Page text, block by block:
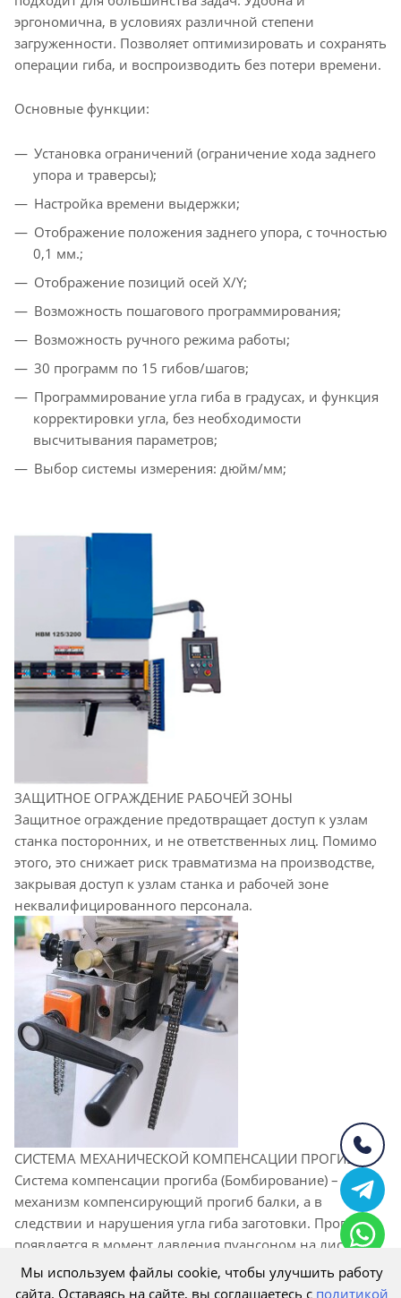
эргономична, в условиях различной степени
загруженности. Позволяет оптимизировать и сохранять
операции гиба, и воспроизводить без потери времени.
Основные функции:
Установка ограничений (ограничение хода заднего
упора и траверсы);
Настройка времени выдержки;
Отображение положения заднего упора, с точностью
0,1 мм.;
Отображение позиций осей Х/Y;
Возможность пошагового программирования;
Возможность ручного режима работы;
30 программ по 15 гибов/шагов;
Программирование угла гиба в градусах, и функция
корректировки угла, без необходимости
высчитывания параметров;
Выбор системы измерения: дюйм/мм;
ЗАЩИТНОЕ ОГРАЖДЕНИЕ РАБОЧЕЙ ЗОНЫ
Защитное ограждение предотвращает доступ к узлам
станка посторонних, и не ответственных лиц. Помимо
этого, это снижает риск травматизма на производстве,
закрывая доступ к узлам станка и рабочей зоне
неквалифицированного персонала.
СИСТЕМА МЕХАНИЧЕСКОЙ КОМПЕНСАЦИИ ПРОГИБА
Система компенсации прогиба (Бомбирование) –
механизм компенсирующий прогиб балки, а в
следствии и нарушения угла гиба заготовки. Прогиб
появляется в момент давления пуансоном на лист,
усилием развиваемым гидравлическими цилиндрами.
Мы используем файлы cookie, чтобы улучшить работу
сайта. Оставаясь на сайте, вы соглашаетесь с политикой